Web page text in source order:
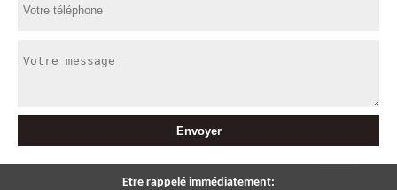
Etre rappelé immédiatement: